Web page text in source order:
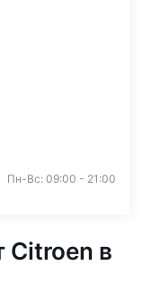
Пн-Вс: 09:00 - 21:00
Citroen в